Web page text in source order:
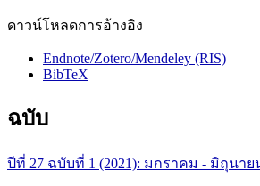
ดาวน์โหลดการอ้างอิง
Endnote/Zotero/Mendeley (RIS)
BibTeX
ฉบับ
ปีที่ 27 ฉบับที่ 1 (2021): มกราคม - มิถุนาย